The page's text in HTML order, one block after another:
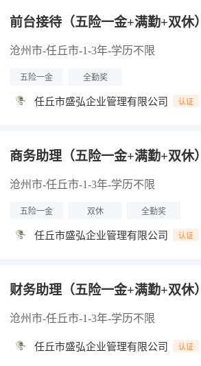
前台接待（五险一金+满勤+双休）
沧州市-任丘市-1-3年-学历不限
五险一金 全勤奖
任丘市盛弘企业管理有限公司 认证
商务助理（五险一金+满勤+双休）
沧州市-任丘市-1-3年-学历不限
五险一金 双休 全勤奖
任丘市盛弘企业管理有限公司 认证
财务助理（五险一金+满勤+双休）
沧州市-任丘市-1-3年-学历不限
任丘市盛弘企业管理有限公司 认证